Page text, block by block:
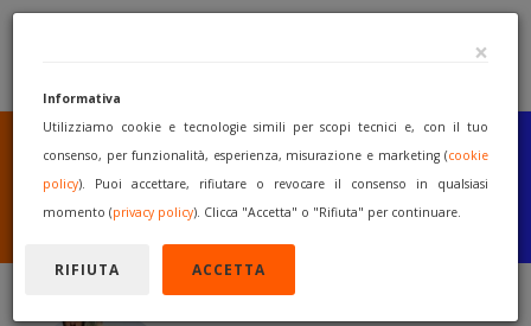
SEI UN COSTRUTTORE
O UN RIVENDITORE?
PUBBLICA GRATUITAMENTE
I TUOI MACCHINARI
INIZIA A VENDERE
×
Informativa
Utilizziamo cookie e tecnologie simili per scopi tecnici e, con il tuo
consenso, per funzionalità, esperienza, misurazione e marketing (cookie
policy). Puoi accettare, rifiutare o revocare il consenso in qualsiasi
momento (privacy policy). Clicca "Accetta" o "Rifiuta" per continuare.
RIFIUTA ACCETTA